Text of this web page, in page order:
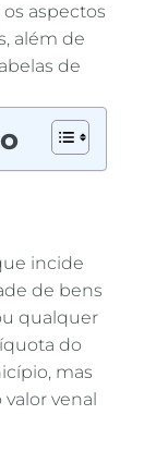
aspectos
além de
de
incide
de bens
qualquer
do
mas
venal